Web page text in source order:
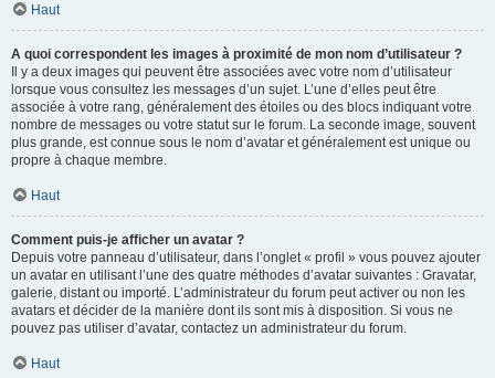
Haut
A quoi correspondent les images à proximité de mon nom d’utilisateur ?
Il y a deux images qui peuvent être associées avec votre nom d’utilisateur
lorsque vous consultez les messages d’un sujet. L’une d’elles peut être
associée à votre rang, généralement des étoiles ou des blocs indiquant votre
nombre de messages ou votre statut sur le forum. La seconde image, souvent
plus grande, est connue sous le nom d’avatar et généralement est unique ou
propre à chaque membre.
Haut
Comment puis-je afficher un avatar ?
Depuis votre panneau d’utilisateur, dans l’onglet « profil » vous pouvez ajouter
un avatar en utilisant l’une des quatre méthodes d’avatar suivantes : Gravatar,
galerie, distant ou importé. L’administrateur du forum peut activer ou non les
avatars et décider de la manière dont ils sont mis à disposition. Si vous ne
pouvez pas utiliser d’avatar, contactez un administrateur du forum.
Haut